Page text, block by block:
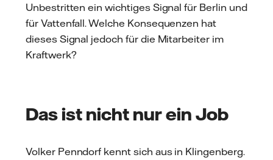
Unbestritten ein wichtiges Signal für Berlin und
für Vattenfall. Welche Konsequenzen hat
dieses Signal jedoch für die Mitarbeiter im
Kraftwerk?
Das ist nicht nur ein Job
Volker Penndorf kennt sich aus in Klingenberg.